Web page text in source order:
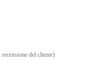
recensione del cliente)